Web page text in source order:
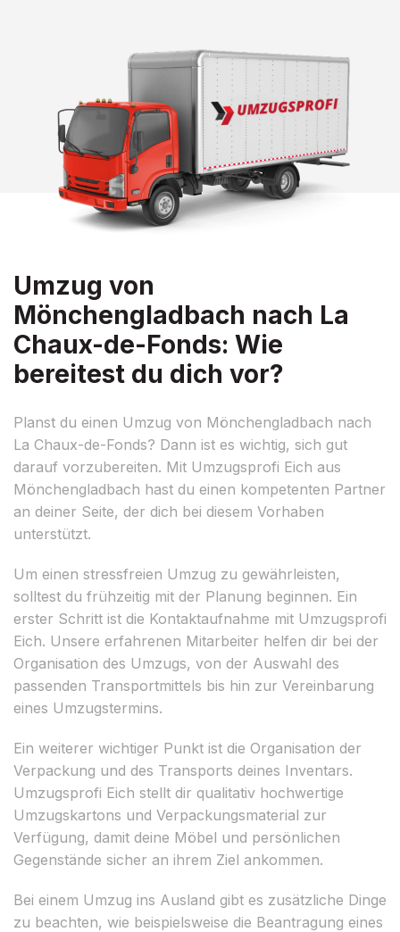
Umzug von
Mönchengladbach nach La
Chaux-de-Fonds: Wie
bereitest du dich vor?
Planst du einen Umzug von Mönchengladbach nach
La Chaux-de-Fonds? Dann ist es wichtig, sich gut
darauf vorzubereiten. Mit Umzugsprofi Eich aus
Mönchengladbach hast du einen kompetenten Partner
an deiner Seite, der dich bei diesem Vorhaben
unterstützt.
Um einen stressfreien Umzug zu gewährleisten,
solltest du frühzeitig mit der Planung beginnen. Ein
erster Schritt ist die Kontaktaufnahme mit Umzugsprofi
Eich. Unsere erfahrenen Mitarbeiter helfen dir bei der
Organisation des Umzugs, von der Auswahl des
passenden Transportmittels bis hin zur Vereinbarung
eines Umzugstermins.
Ein weiterer wichtiger Punkt ist die Organisation der
Verpackung und des Transports deines Inventars.
Umzugsprofi Eich stellt dir qualitativ hochwertige
Umzugskartons und Verpackungsmaterial zur
Verfügung, damit deine Möbel und persönlichen
Gegenstände sicher an ihrem Ziel ankommen.
Bei einem Umzug ins Ausland gibt es zusätzliche Dinge
zu beachten, wie beispielsweise die Beantragung eines